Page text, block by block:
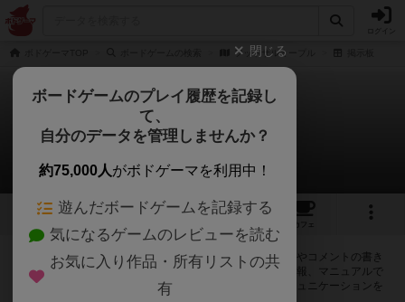
フットサルミープル
フットサルミープル
0件の掲示板
1
カフェ
ログインするとフットサルミープルに関する掲示板の作成やコメントの書き
込みが出来るようになります。ルールの疑問やエラッタ情報、マニュアルで
は判断し辛い曖昧な表記等について会員同士で自由にコミュニケーションを
閉じる
ボードゲームのプレイ履歴を記録し
て、
自分のデータを管理しませんか？
約75,000人がボドゲーマを利用中！
遊んだボードゲームを記録する
気になるゲームのレビューを読む
お気に入り作品・所有リストの共
有